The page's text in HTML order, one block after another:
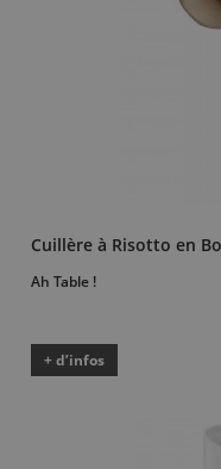
Cuillère à Risotto en
Ah Table !
+ d’infos